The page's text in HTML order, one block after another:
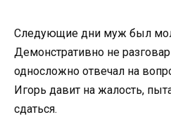
Следующие дни муж был
Демонстративно не
односложно отвечал на
Игорь давит на жалость,
сдаться.